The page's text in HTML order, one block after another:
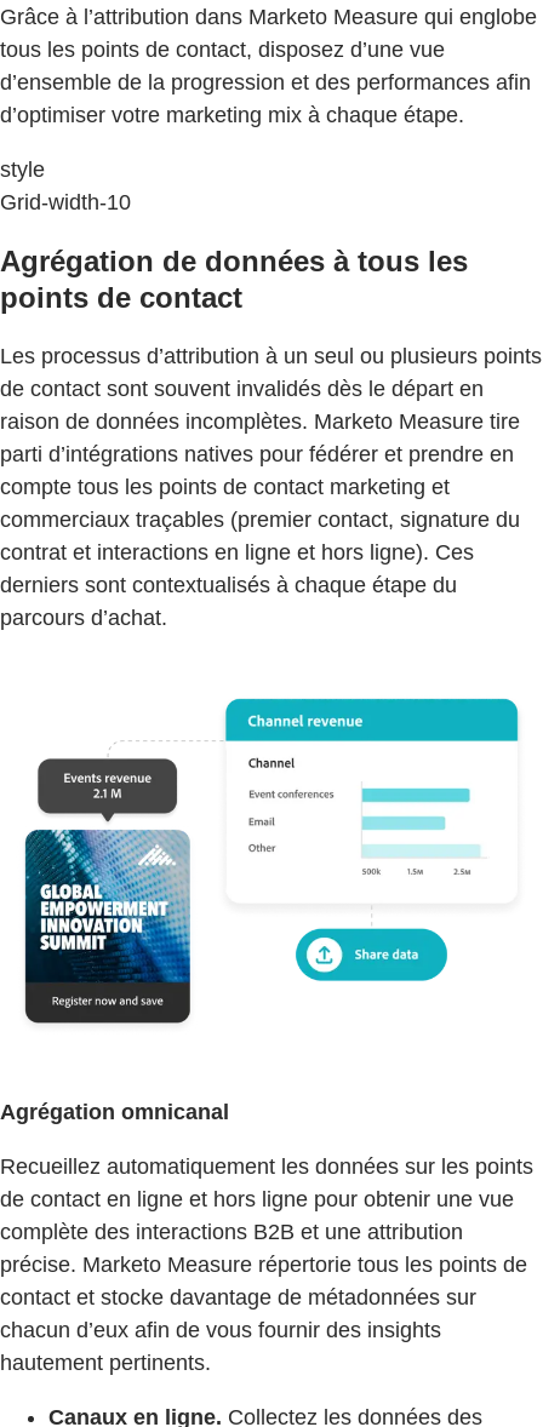
Grâce à l’attribution dans Marketo Measure qui englobe
tous les points de contact, disposez d’une vue
d’ensemble de la progression et des performances afin
d’optimiser votre marketing mix à chaque étape.
style
Grid-width-10
Agrégation de données à tous les
points de contact
Les processus d’attribution à un seul ou plusieurs points
de contact sont souvent invalidés dès le départ en
raison de données incomplètes. Marketo Measure tire
parti d’intégrations natives pour fédérer et prendre en
compte tous les points de contact marketing et
commerciaux traçables (premier contact, signature du
contrat et interactions en ligne et hors ligne). Ces
derniers sont contextualisés à chaque étape du
parcours d’achat.
Agrégation omnicanal
Recueillez automatiquement les données sur les points
de contact en ligne et hors ligne pour obtenir une vue
complète des interactions B2B et une attribution
précise. Marketo Measure répertorie tous les points de
contact et stocke davantage de métadonnées sur
chacun d’eux afin de vous fournir des insights
hautement pertinents.
Canaux en ligne. Collectez les données des